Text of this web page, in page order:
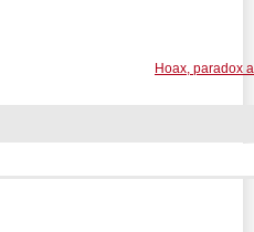
Hoax, paradox